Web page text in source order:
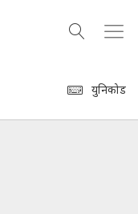
युनिकोड